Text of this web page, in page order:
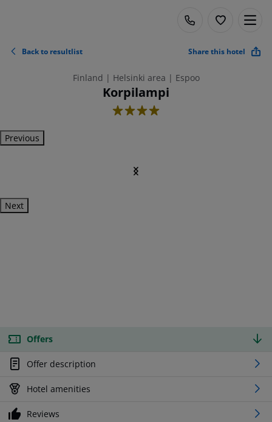
Back to resultlist Share this hotel
Finland | Helsinki area | Espoo
Korpilampi
4
Previous
Next
Offers
Offer description
Hotel amenities
Reviews